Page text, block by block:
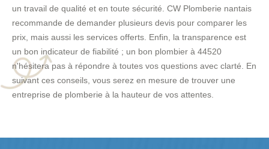
un travail de qualité et en toute sécurité. CW Plomberie nantais
recommande de demander plusieurs devis pour comparer les
prix, mais aussi les services offerts. Enfin, la transparence est
un bon indicateur de fiabilité ; un bon plombier à 44520
n'hésitera pas à répondre à toutes vos questions avec clarté. En
suivant ces conseils, vous serez en mesure de trouver une
entreprise de plomberie à la hauteur de vos attentes.